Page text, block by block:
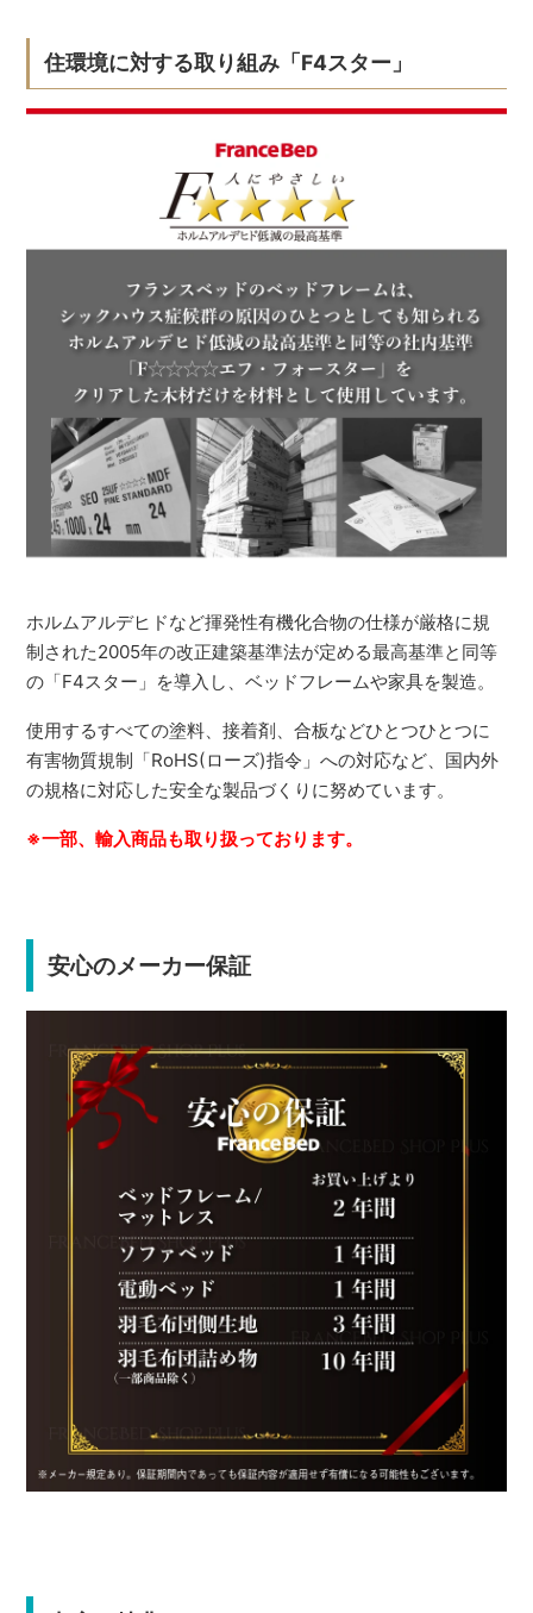
住環境に対する取り組み「F4スター」
ホルムアルデヒドなど揮発性有機化合物の仕様が厳格に規
制された2005年の改正建築基準法が定める最高基準と同等
の「F4スター」を導入し、ベッドフレームや家具を製造。
使用するすべての塗料、接着剤、合板などひとつひとつに
有害物質規制「RoHS(ローズ)指令」への対応など、国内外
の規格に対応した安全な製品づくりに努めています。
※一部、輸入商品も取り扱っております。
安心のメーカー保証